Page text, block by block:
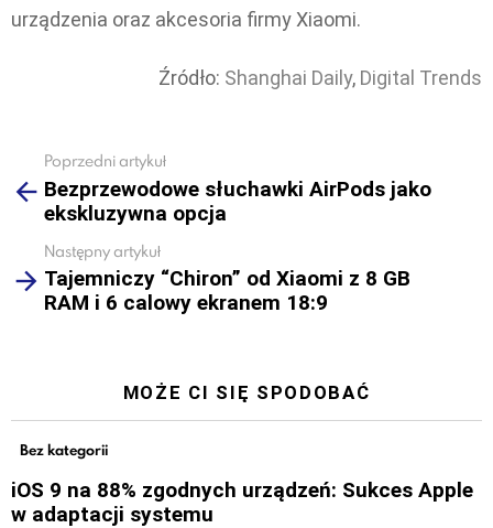
urządzenia oraz akcesoria firmy Xiaomi.
Źródło: Shanghai Daily, Digital Trends
more
Poprzedni artykuł
Bezprzewodowe słuchawki AirPods jako
ekskluzywna opcja
Następny artykuł
Tajemniczy “Chiron” od Xiaomi z 8 GB
RAM i 6 calowy ekranem 18:9
MOŻE CI SIĘ SPODOBAĆ
Bez kategorii
iOS 9 na 88% zgodnych urządzeń: Sukces Apple
w adaptacji systemu